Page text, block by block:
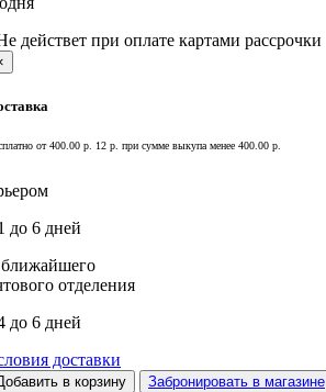
действет при оплате картами рассрочки
от 400.00 р. 12 р. при сумме выкупа менее 400.00 р.
до 6 дней
отделения
до 6 дней
доставки
в корзину Забронировать в магазине